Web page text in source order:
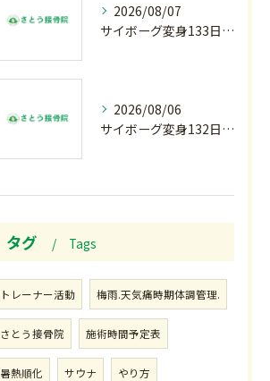
2026/08/07
サイボーグ変身133日目.広島.原爆.81年.インターハイ初日.金曜の朝〜
2026/08/06
サイボーグ変身132日目.お知らせ.和歌山.インターハイ.柔道開幕…木曜の朝〜
タグ Tags
トレーナー活動 梅雨.天気痛時期体調管理.
さとう接骨院 施術時間予定表
暑熱順化 サウナ やり方